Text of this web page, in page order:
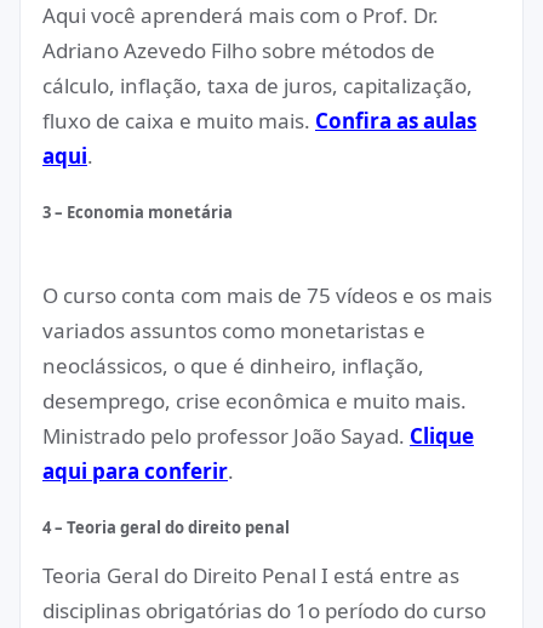
Aqui você aprenderá mais com o Prof. Dr.
Adriano Azevedo Filho sobre métodos de
cálculo, inflação, taxa de juros, capitalização,
fluxo de caixa e muito mais. Confira as aulas
aqui.
3 – Economia monetária
O curso conta com mais de 75 vídeos e os mais
variados assuntos como monetaristas e
neoclássicos, o que é dinheiro, inflação,
desemprego, crise econômica e muito mais.
Ministrado pelo professor João Sayad. Clique
aqui para conferir.
4 – Teoria geral do direito penal
Teoria Geral do Direito Penal I está entre as
disciplinas obrigatórias do 1o período do curso